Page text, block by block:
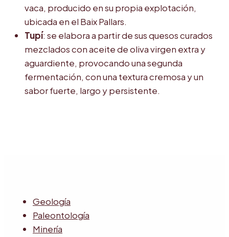
vaca, producido en su propia explotación,
ubicada en el Baix Pallars.
Tupí: se elabora a partir de sus quesos curados
mezclados con aceite de oliva virgen extra y
aguardiente, provocando una segunda
fermentación, con una textura cremosa y un
sabor fuerte, largo y persistente.
Geología
Paleontología
Minería